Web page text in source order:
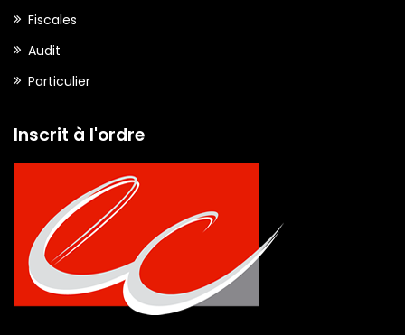
Fiscales
Audit
Particulier
Inscrit à l'ordre